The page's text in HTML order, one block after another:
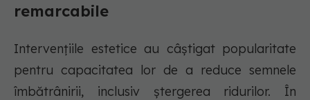
remarcabile
Intervențiile estetice au câștigat popularitate
pentru capacitatea lor de a reduce semnele
îmbătrânirii, inclusiv ștergerea ridurilor. În